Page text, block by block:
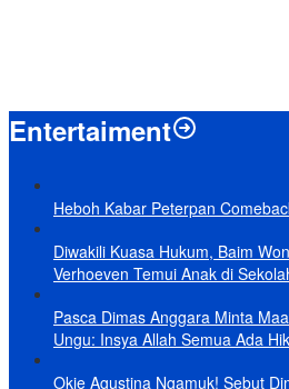
Entertaiment
Heboh Kabar Peterpan
Diwakili Kuasa Hukum, Baim
Verhoeven Temui Anak di
Pasca Dimas Anggara Minta
Ungu: Insya Allah Semua Ada
Okie Agustina Ngamuk! Sebut